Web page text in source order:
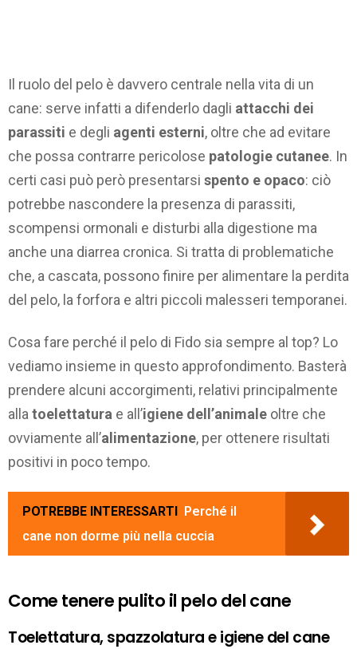
Il ruolo del pelo è davvero centrale nella vita di un
cane: serve infatti a difenderlo dagli attacchi dei
parassiti e degli agenti esterni, oltre che ad evitare
che possa contrarre pericolose patologie cutanee. In
certi casi può però presentarsi spento e opaco: ciò
potrebbe nascondere la presenza di parassiti,
scompensi ormonali e disturbi alla digestione ma
anche una diarrea cronica. Si tratta di problematiche
che, a cascata, possono finire per alimentare la perdita
del pelo, la forfora e altri piccoli malesseri temporanei.
Cosa fare perché il pelo di Fido sia sempre al top? Lo
vediamo insieme in questo approfondimento. Basterà
prendere alcuni accorgimenti, relativi principalmente
alla toelettatura e all’igiene dell’animale oltre che
ovviamente all’alimentazione, per ottenere risultati
positivi in poco tempo.
POTREBBE INTERESSARTI
Perché il
cane non dorme più nella cuccia
Come tenere pulito il pelo del cane
Toelettatura, spazzolatura e igiene del cane